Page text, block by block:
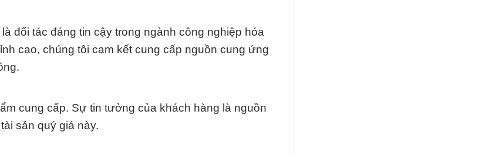
đối tác đáng tin cậy trong ngành công nghiệp hóa
cao, chúng tôi cam kết cung cấp nguồn cung ứng
cung cấp. Sự tin tưởng của khách hàng là nguồn
sản quý giá này.